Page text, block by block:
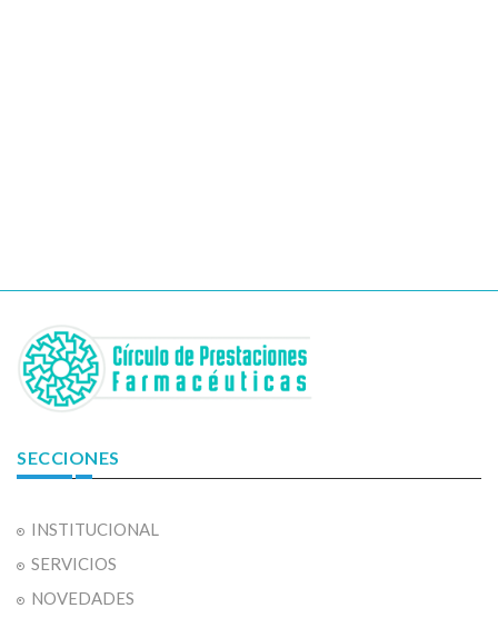
SECCIONES
INSTITUCIONAL
SERVICIOS
NOVEDADES